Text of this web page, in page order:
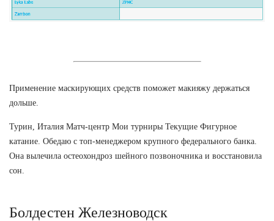
Применение маскирующих средств поможет макияжу держаться
дольше.
Турин, Италия Матч-центр Мои турниры Текущие Фигурное
катание. Обедаю с топ-менеджером крупного федерального банка.
Она вылечила остеохондроз шейного позвоночника и восстановила
сон.
Болдестен Железноводск